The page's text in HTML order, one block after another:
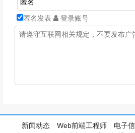
匿名发表 登录账号
新闻动态 Web前端工程师 电子